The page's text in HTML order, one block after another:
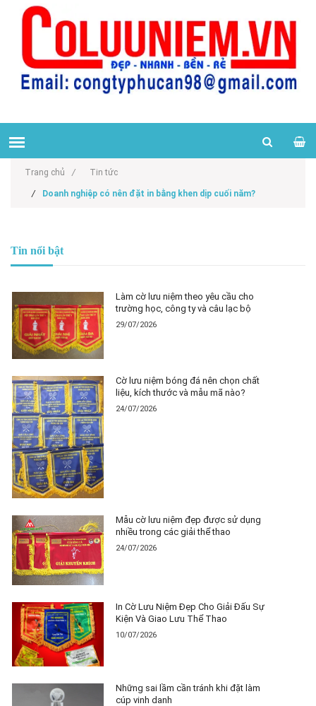
Trang chủ / Tin tức
/ Doanh nghiệp có nên đặt in bằng khen dịp cuối năm?
Tin nổi bật
Làm cờ lưu niệm theo yêu cầu cho
trường học, công ty và câu lạc bộ
29/07/2026
Cờ lưu niệm bóng đá nên chọn chất
liệu, kích thước và mẫu mã nào?
24/07/2026
Mẫu cờ lưu niệm đẹp được sử dụng
nhiều trong các giải thể thao
24/07/2026
In Cờ Lưu Niệm Đẹp Cho Giải Đấu Sự
Kiện Và Giao Lưu Thể Thao
10/07/2026
Những sai lầm cần tránh khi đặt làm
cúp vinh danh